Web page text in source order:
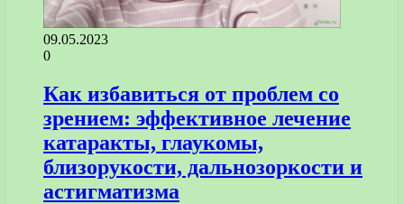
09.05.2023
0
Как избавиться от проблем со
зрением: эффективное лечение
катаракты, глаукомы,
близорукости, дальнозоркости и
астигматизма